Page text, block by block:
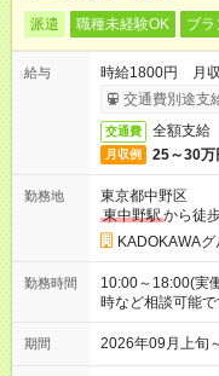
派遣 職種未経験OK ブラ
給与
時給1800円 月
交通費別途支
交通費 全額支給
月収例 25～30万
勤務地
東京都中野区
東中野駅から徒
KADOKAWA
勤務時間
10:00～18:00(実
時など相談可能で
期間 2026年09月上旬